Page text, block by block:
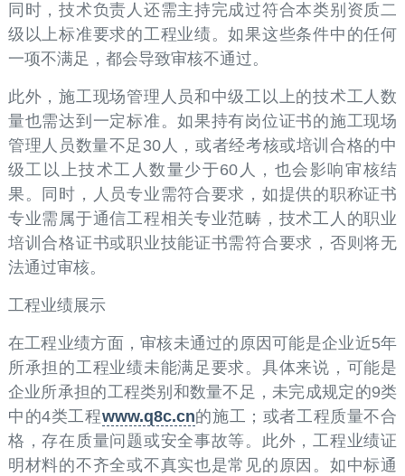
同时，技术负责人还需主持完成过符合本类别资质二
级以上标准要求的工程业绩。如果这些条件中的任何
一项不满足，都会导致审核不通过。
此外，施工现场管理人员和中级工以上的技术工人数
量也需达到一定标准。如果持有岗位证书的施工现场
管理人员数量不足30人，或者经考核或培训合格的中
级工以上技术工人数量少于60人，也会影响审核结
果。同时，人员专业需符合要求，如提供的职称证书
专业需属于通信工程相关专业范畴，技术工人的职业
培训合格证书或职业技能证书需符合要求，否则将无
法通过审核。
工程业绩展示
在工程业绩方面，审核未通过的原因可能是企业近5年
所承担的工程业绩未能满足要求。具体来说，可能是
企业所承担的工程类别和数量不足，未完成规定的9类
中的4类工程www.q8c.cn的施工；或者工程质量不合
格，存在质量问题或安全事故等。此外，工程业绩证
明材料的不齐全或不真实也是常见的原因。如中标通